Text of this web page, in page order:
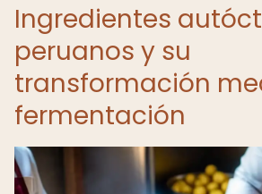
Ingredientes
peruanos y su
transformación
fermentación